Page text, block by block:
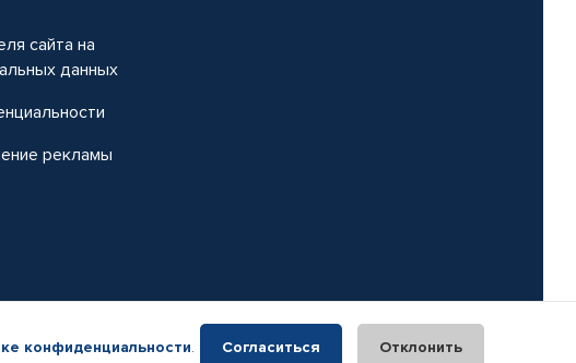
сайта на
данных
рекламы
конфиденциальности. Согласиться Отклонить